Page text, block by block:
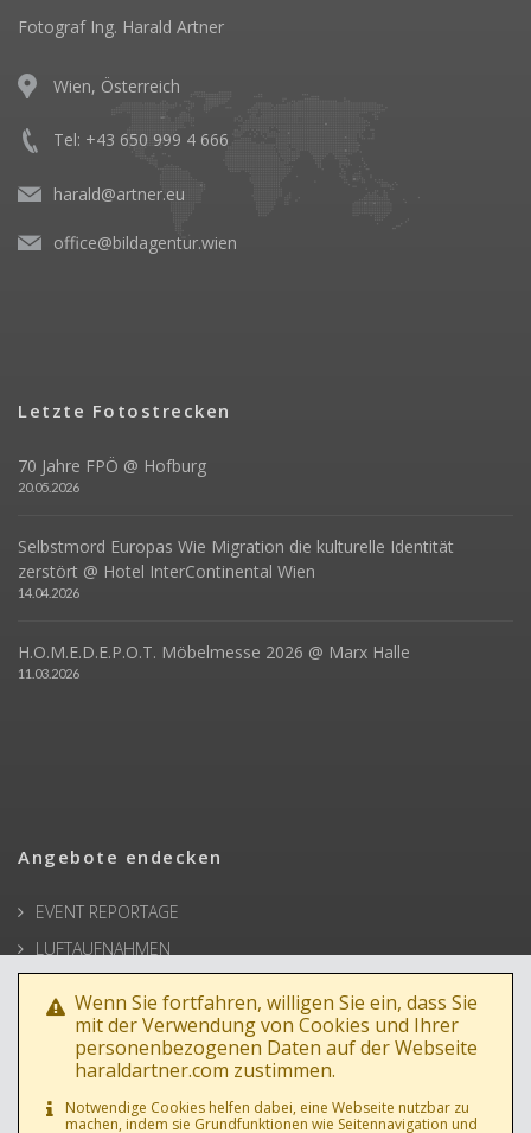
Fotograf Ing. Harald Artner
Wien, Österreich
Tel: +43 650 999 4 666
harald@artner.eu
office@bildagentur.wien
Letzte Fotostrecken
70 Jahre FPÖ @ Hofburg
20.05.2026
Selbstmord Europas Wie Migration die kulturelle Identität
zerstört @ Hotel InterContinental Wien
14.04.2026
H.O.M.E.D.E.P.O.T. Möbelmesse 2026 @ Marx Halle
11.03.2026
Angebote endecken
EVENT REPORTAGE
LUFTAUFNAHMEN
BUSINESSPORTRAIT
WERBEFOTOS
HOCHZEIT
Wenn Sie fortfahren, willigen Sie ein, dass Sie
mit der Verwendung von Cookies und Ihrer
personenbezogenen Daten auf der Webseite
haraldartner.com zustimmen.
Notwendige Cookies helfen dabei, eine Webseite nutzbar zu
machen, indem sie Grundfunktionen wie Seitennavigation und